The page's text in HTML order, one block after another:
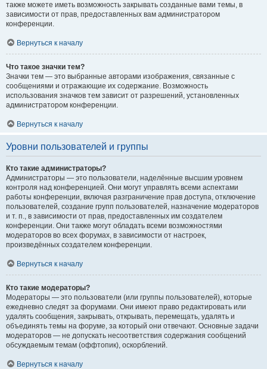
также можете иметь возможность закрывать созданные вами темы, в
зависимости от прав, предоставленных вам администратором
конференции.
Вернуться к началу
Что такое значки тем?
Значки тем — это выбранные авторами изображения, связанные с
сообщениями и отражающие их содержание. Возможность
использования значков тем зависит от разрешений, установленных
администратором конференции.
Вернуться к началу
Уровни пользователей и группы
Кто такие администраторы?
Администраторы — это пользователи, наделённые высшим уровнем
контроля над конференцией. Они могут управлять всеми аспектами
работы конференции, включая разграничение прав доступа, отключение
пользователей, создание групп пользователей, назначение модераторов
и т. п., в зависимости от прав, предоставленных им создателем
конференции. Они также могут обладать всеми возможностями
модераторов во всех форумах, в зависимости от настроек,
произведённых создателем конференции.
Вернуться к началу
Кто такие модераторы?
Модераторы — это пользователи (или группы пользователей), которые
ежедневно следят за форумами. Они имеют право редактировать или
удалять сообщения, закрывать, открывать, перемещать, удалять и
объединять темы на форуме, за который они отвечают. Основные задачи
модераторов — не допускать несоответствия содержания сообщений
обсуждаемым темам (оффтопик), оскорблений.
Вернуться к началу